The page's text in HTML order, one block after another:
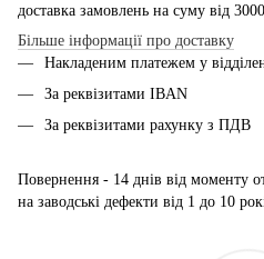
доставка замовлень на суму від
Більше інформації про доставку
Накладеним платежем у
За реквізитами IBAN
За реквізитами рахунку з ПДВ
Повернення - 14 днів від моменту
на заводські дефекти від 1 до 10